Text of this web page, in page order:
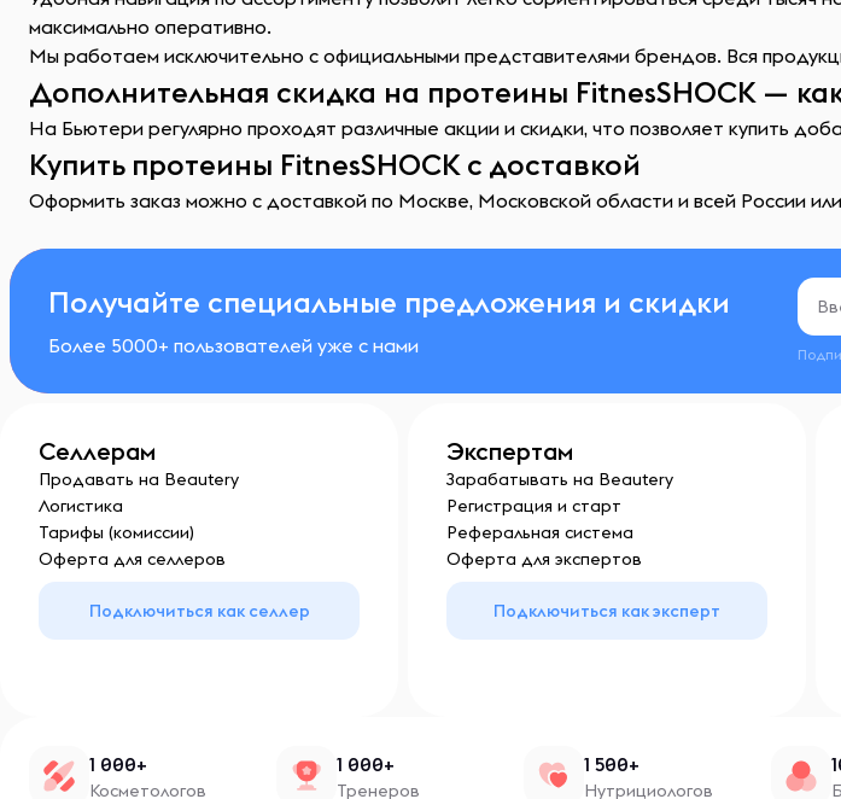
максимально оперативно.
Мы работаем исключительно с официальными представителями брендов. Вся
Дополнительная скидка на протеины FitnesSHOCK —
На Бьютери регулярно проходят различные акции и скидки, что позволяет купить
Купить протеины FitnesSHOCK с доставкой
Оформить заказ можно с доставкой по Москве, Московской области и всей России
Получайте специальные предложения и скидки
Более 5000+ пользователей уже с нами
Селлерам
Продавать на Beautery
Логистика
Тарифы (комиссии)
Оферта для селлеров
Подключиться как селлер
Экспертам
Зарабатывать на Beautery
Регистрация и старт
Реферальная система
Оферта для экспертов
Подключиться как эксперт
1 000+
Косметологов
1 000+
Тренеров
1 500+
Нутрициологов